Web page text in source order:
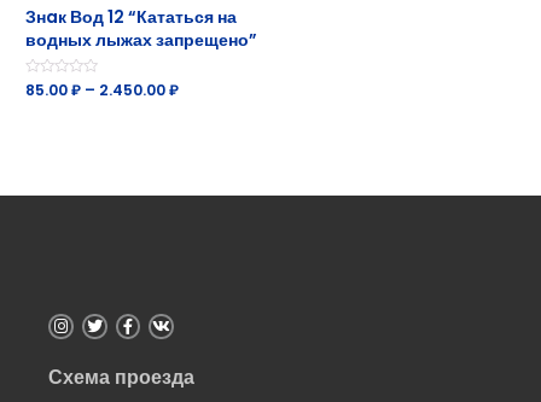
Знaк Вод 12 “Кататься на
водных лыжах запрещено”
Оценка
0
85.00₽ – 2.450.00₽
Схема проезда